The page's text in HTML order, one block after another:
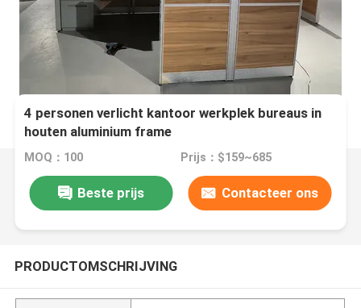
4 personen verlicht kantoor werkplek bureaus in
houten aluminium frame
MOQ：100 Prijs：$159~685
Beste prijs Contacteer ons
PRODUCTOMSCHRIJVING